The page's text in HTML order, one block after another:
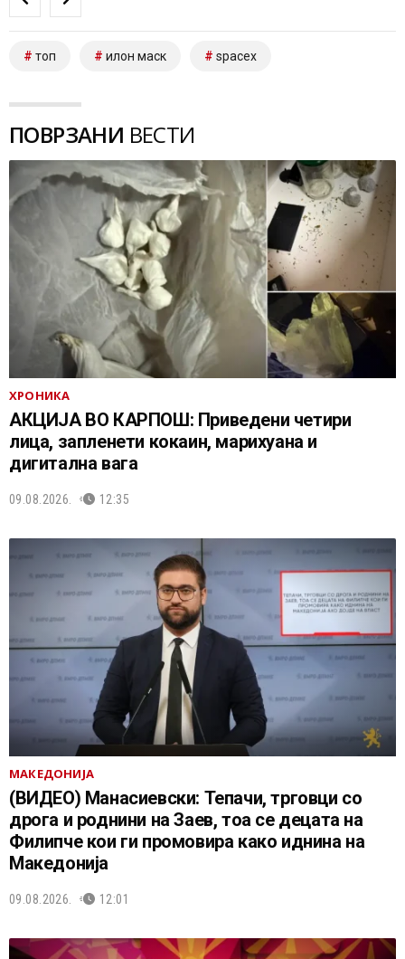
топ илон маск spacex
ПОВРЗАНИ ВЕСТИ
ХРОНИКА
АКЦИЈА ВО КАРПОШ: Приведени четири
лица, запленети кокаин, марихуана и
дигитална вага
09.08.2026. 12:35
МАКЕДОНИЈА
(ВИДЕО) Манасиевски: Тепачи, трговци со
дрога и роднини на Заев, тоа се децата на
Филипче кои ги промoвира како иднина на
Македонија
09.08.2026. 12:01